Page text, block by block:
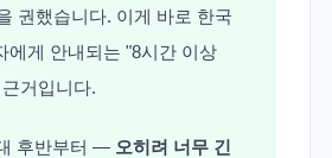
권했습니다. 이게 바로 한국
에게 안내되는 "8시간 이상
거입니다.
후반부터 — 오히려 너무 긴